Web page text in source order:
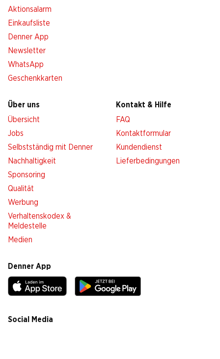
Aktionsalarm
Einkaufsliste
Denner App
Newsletter
WhatsApp
Geschenkkarten
Über uns
Übersicht
Jobs
Selbstständig mit Denner
Nachhaltigkeit
Sponsoring
Qualität
Werbung
Verhaltenskodex &
Meldestelle
Medien
Kontakt & Hilfe
FAQ
Kontaktformular
Kundendienst
Lieferbedingungen
Denner App
Social Media